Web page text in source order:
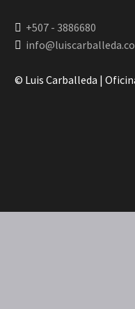
+507 - 3886680
© Luis Carballeda |